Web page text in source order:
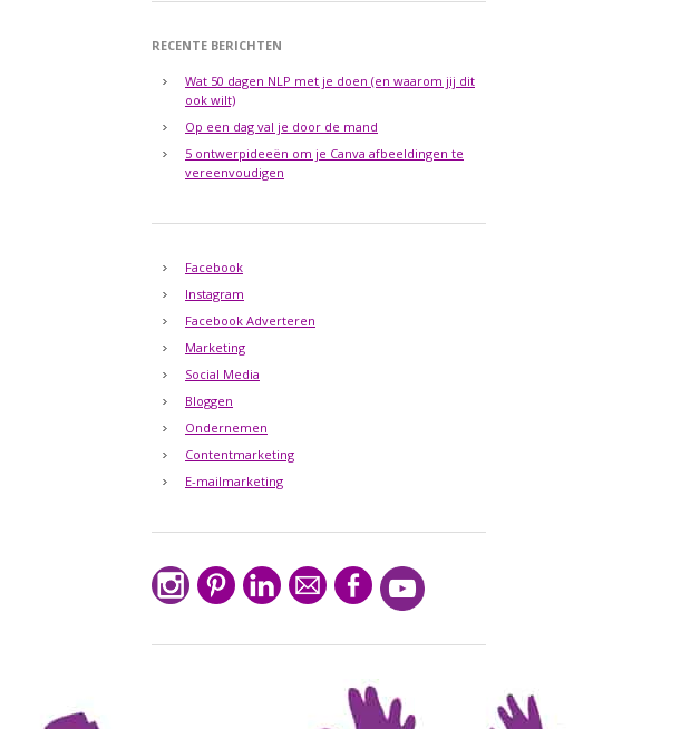
RECENTE BERICHTEN
Wat 50 dagen NLP met je doen (en waarom jij dit
ook wilt)
Op een dag val je door de mand
5 ontwerpideeën om je Canva afbeeldingen te
vereenvoudigen
Facebook
Instagram
Facebook Adverteren
Marketing
Social Media
Bloggen
Ondernemen
Contentmarketing
E-mailmarketing